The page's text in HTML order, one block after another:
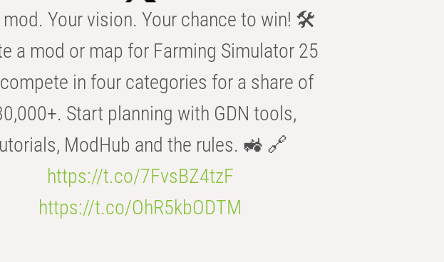
mod. Your vision. Your chance to win! 🛠️
a mod or map for Farming Simulator 25
in four categories for a share of
Start planning with GDN tools,
ModHub and the rules. 🚜 🔗
https://t.co/7FvsBZ4tzF
https://t.co/OhR5kbODTM